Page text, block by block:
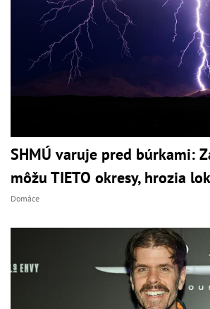
SHMÚ varuje pred búrkami:
môžu TIETO okresy, hrozia
Domáce